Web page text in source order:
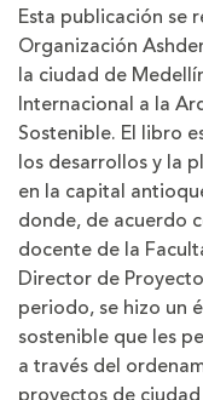
Esta publicación se
Organización
la ciudad de
Internacional a la
Sostenible. El libro
los desarrollos y la
en la capital
donde, de acuerdo
docente de la
Director de
periodo, se hizo un
sostenible que les
a través del